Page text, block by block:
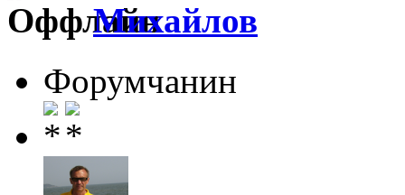
Михайлов
Форумчанин